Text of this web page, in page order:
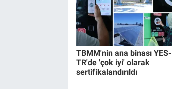
TBMM'nin ana binası YES-
TR'de 'çok iyi' olarak
sertifikalandırıldı